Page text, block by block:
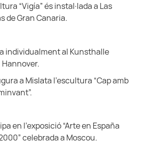
“Vigía” és instal·lada a Las
de Gran Canaria.
individualment al Kunsthalle
Hannover.
a Mislata l'escultura “Cap amb
en l'exposició “Arte en España
celebrada a Moscou.